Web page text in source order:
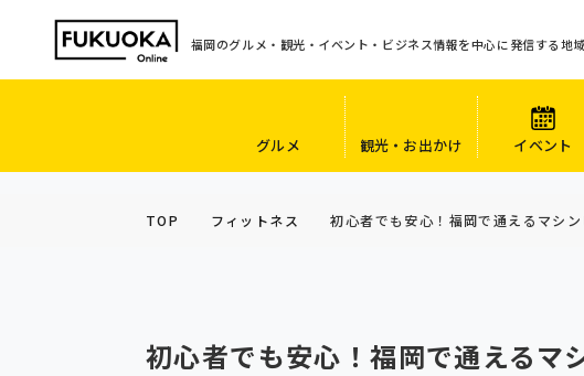
福岡のグルメ・観光・イベント・ビジネス情報を中心に発信する地域
グルメ 観光・お出かけ イベント
TOP フィットネス 初心者でも安心！福岡で通えるマシ
初心者でも安心！福岡で通えるマ